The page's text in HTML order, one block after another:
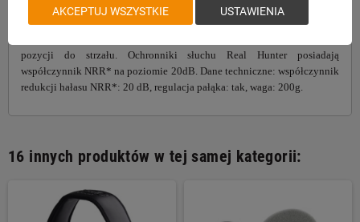
Model ten posiada obudowę nauszników w kolorze oliwkowym.
Słuchawki RealHunter PASSIVE mają ponadto specjalne profilowanie
pozycji do strzału. Ochronniki słuchu Real Hunter posiadają
współczynnik NRR* na poziomie 20dB. Dane techniczne: współczynnik
redukcji hałasu NRR*: 20 dB, regulacja pałąka: tak, waga: 200g.
16 innych produktów w tej samej kategorii:
AKCEPTUJ WSZYSTKIE USTAWIENIA